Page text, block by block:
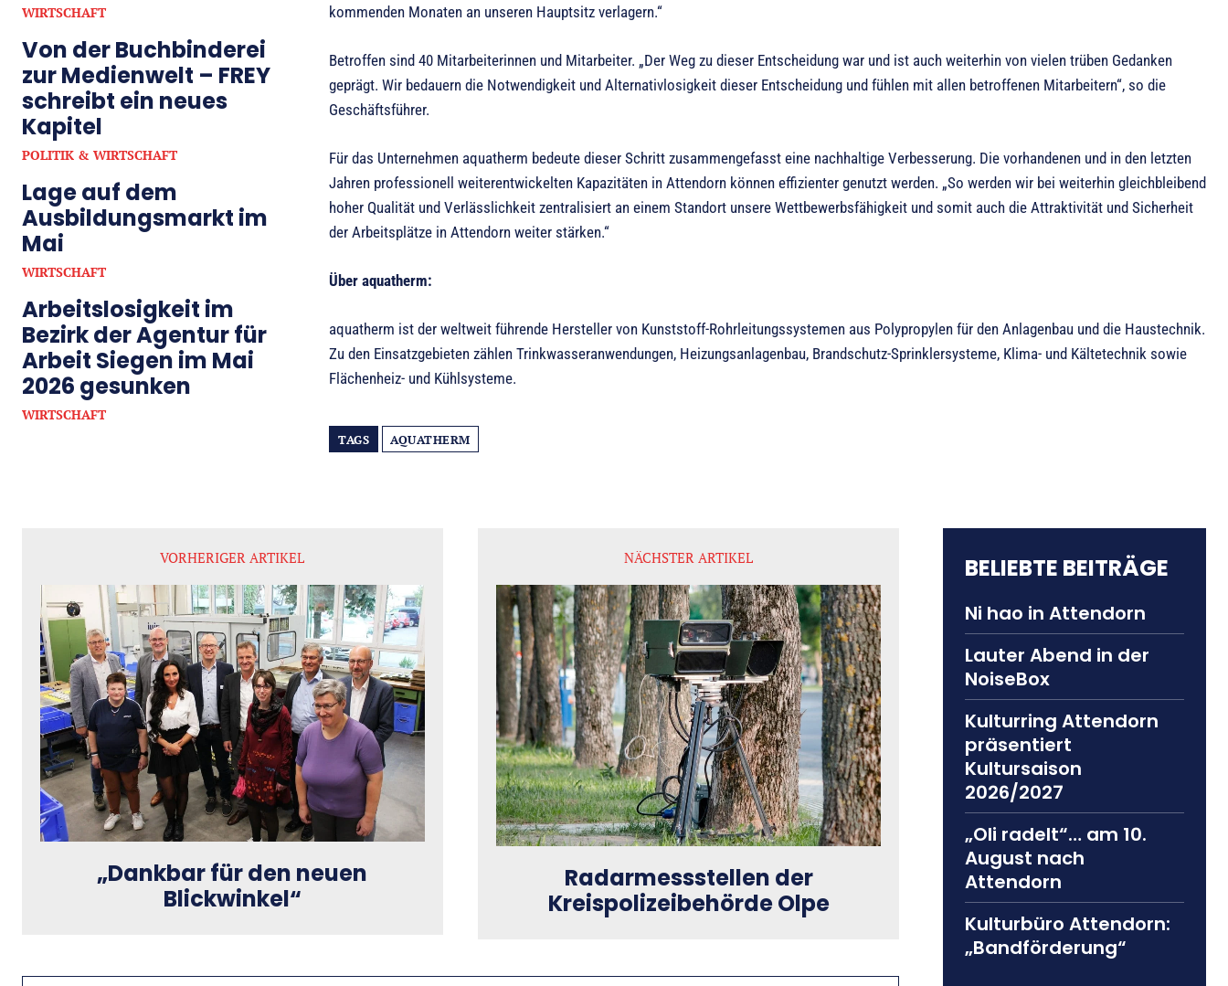
WIRTSCHAFT
Von der Buchbinderei
zur Medienwelt – FREY
schreibt ein neues
Kapitel
POLITIK & WIRTSCHAFT
Lage auf dem
Ausbildungsmarkt im
Mai
WIRTSCHAFT
Arbeitslosigkeit im
Bezirk der Agentur für
Arbeit Siegen im Mai
2026 gesunken
WIRTSCHAFT
kommenden Monaten an unseren Hauptsitz verlagern.“
Betroffen sind 40 Mitarbeiterinnen und Mitarbeiter. „Der Weg zu dieser Entscheidung war und ist auch weiterhin von vielen trüben Gedanken
geprägt. Wir bedauern die Notwendigkeit und Alternativlosigkeit dieser Entscheidung und fühlen mit allen betroffenen Mitarbeitern“, so die
Geschäftsführer.
Für das Unternehmen aquatherm bedeute dieser Schritt zusammengefasst eine nachhaltige Verbesserung. Die vorhandenen und in den letzten
Jahren professionell weiterentwickelten Kapazitäten in Attendorn können effizienter genutzt werden. „So werden wir bei weiterhin gleichbleibend
hoher Qualität und Verlässlichkeit zentralisiert an einem Standort unsere Wettbewerbsfähigkeit und somit auch die Attraktivität und Sicherheit
der Arbeitsplätze in Attendorn weiter stärken.“
Über aquatherm:
aquatherm ist der weltweit führende Hersteller von Kunststoff-Rohrleitungssystemen aus Polypropylen für den Anlagenbau und die Haustechnik.
Zu den Einsatzgebieten zählen Trinkwasseranwendungen, Heizungsanlagenbau, Brandschutz-Sprinklersysteme, Klima- und Kältetechnik sowie
Flächenheiz- und Kühlsysteme.
TAGS AQUATHERM
VORHERIGER ARTIKEL
„Dankbar für den neuen
Blickwinkel“
NÄCHSTER ARTIKEL
Radarmessstellen der
Kreispolizeibehörde Olpe
BELIEBTE BEITRÄGE
Ni hao in Attendorn
Lauter Abend in der
NoiseBox
Kulturring Attendorn
präsentiert
Kultursaison
2026/2027
„Oli radelt“… am 10.
August nach
Attendorn
Kulturbüro Attendorn:
„Bandförderung“